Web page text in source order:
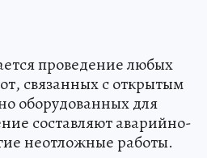
проведение любых
связанных с открытым
оборудованных для
составляют аварийно-
неотложные работы.